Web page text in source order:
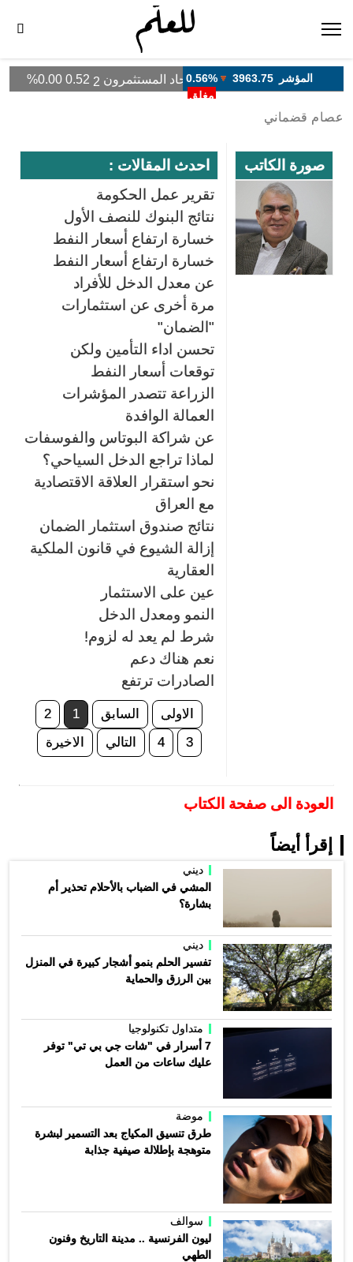
عصام قضماني
صورة الكاتب
احدث المقالات :
تقرير عمل الحكومة
نتائج البنوك للنصف الأول
خسارة ارتفاع أسعار النفط
خسارة ارتفاع أسعار النفط
عن معدل الدخل للأفراد
مرة أخرى عن استثمارات
"الضمان"
تحسن اداء التأمين ولكن
توقعات أسعار النفط
الزراعة تتصدر المؤشرات
العمالة الوافدة
عن شراكة البوتاس والفوسفات
لماذا تراجع الدخل السياحي؟
نحو استقرار العلاقة الاقتصادية
مع العراق
نتائج صندوق استثمار الضمان
إزالة الشيوع في قانون الملكية
العقارية
عين على الاستثمار
النمو ومعدل الدخل
شرط لم يعد له لزوم!
نعم هناك دعم
الصادرات ترتفع
الاولى السابق 1
2
3
4 التالي الاخيرة
العودة الى صفحة الكتاب
إقرأ أيضاً
ديني
المشي في الضباب بالأحلام تحذير أم
بشارة؟
ديني
تفسير الحلم بنمو أشجار كبيرة في المنزل
بين الرزق والحماية
متداول تكنولوجيا
7 أسرار في "شات جي بي تي" توفر
عليك ساعات من العمل
موضة
طرق تنسيق المكياج بعد التسمير لبشرة
متوهجة بإطلالة صيفية جذابة
سوالف
ليون الفرنسية .. مدينة التاريخ وفنون
الطهي